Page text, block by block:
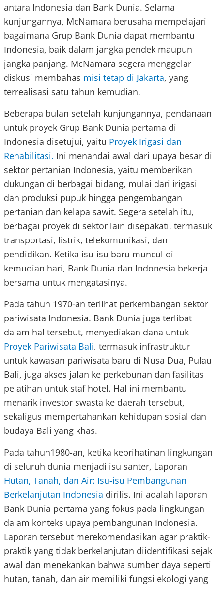
antara Indonesia dan Bank Dunia. Selama
kunjungannya, McNamara berusaha mempelajari
bagaimana Grup Bank Dunia dapat membantu
Indonesia, baik dalam jangka pendek maupun
jangka panjang. McNamara segera menggelar
diskusi membahas misi tetap di Jakarta, yang
terrealisasi satu tahun kemudian.
Beberapa bulan setelah kunjungannya, pendanaan
untuk proyek Grup Bank Dunia pertama di
Indonesia disetujui, yaitu Proyek Irigasi dan
Rehabilitasi. Ini menandai awal dari upaya besar di
sektor pertanian Indonesia, yaitu memberikan
dukungan di berbagai bidang, mulai dari irigasi
dan produksi pupuk hingga pengembangan
pertanian dan kelapa sawit. Segera setelah itu,
berbagai proyek di sektor lain disepakati, termasuk
transportasi, listrik, telekomunikasi, dan
pendidikan. Ketika isu-isu baru muncul di
kemudian hari, Bank Dunia dan Indonesia bekerja
bersama untuk mengatasinya.
Pada tahun 1970-an terlihat perkembangan sektor
pariwisata Indonesia. Bank Dunia juga terlibat
dalam hal tersebut, menyediakan dana untuk
Proyek Pariwisata Bali, termasuk infrastruktur
untuk kawasan pariwisata baru di Nusa Dua, Pulau
Bali, juga akses jalan ke perkebunan dan fasilitas
pelatihan untuk staf hotel. Hal ini membantu
menarik investor swasta ke daerah tersebut,
sekaligus mempertahankan kehidupan sosial dan
budaya Bali yang khas.
Pada tahun1980-an, ketika keprihatinan lingkungan
di seluruh dunia menjadi isu santer, Laporan
Hutan, Tanah, dan Air: Isu-isu Pembangunan
Berkelanjutan Indonesia dirilis. Ini adalah laporan
Bank Dunia pertama yang fokus pada lingkungan
dalam konteks upaya pembangunan Indonesia.
Laporan tersebut merekomendasikan agar praktik-
praktik yang tidak berkelanjutan diidentifikasi sejak
awal dan menekankan bahwa sumber daya seperti
hutan, tanah, dan air memiliki fungsi ekologi yang